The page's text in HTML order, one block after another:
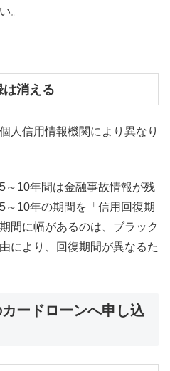
。
消える
人信用情報機関により異なり
～10年間は金融事故情報が残
～10年の期間を「信用回復期
間に幅があるのは、ブラック
により、回復期間が異なるた
ードローンへ申し込